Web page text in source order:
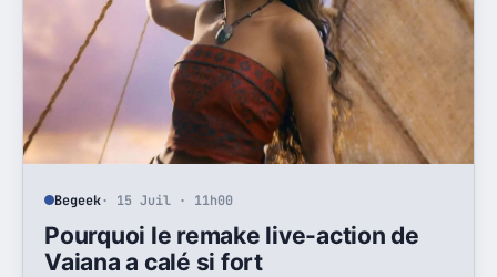
Begeek· 15 Juil · 11h00
Pourquoi le remake live-action de
Vaiana a calé si fort